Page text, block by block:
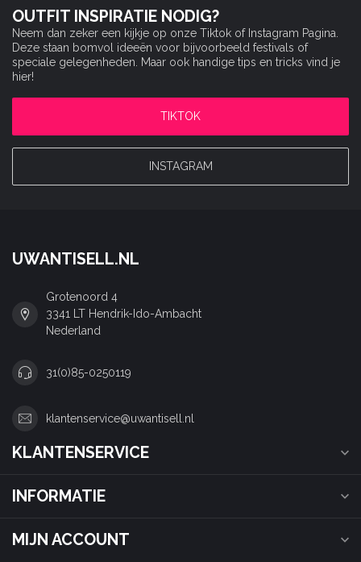
OUTFIT INSPIRATIE NODIG?
Neem dan zeker een kijkje op onze Tiktok of Instagram Pagina.
Deze staan bomvol ideeën voor bijvoorbeeld festivals of
speciale gelegenheden. Maar ook handige tips en tricks vind je
hier!
TIKTOK
INSTAGRAM
UWANTISELL.NL
Grotenoord 4
3341 LT Hendrik-Ido-Ambacht
Nederland
31(0)85-0250119
klantenservice@uwantisell.nl
KLANTENSERVICE
INFORMATIE
MIJN ACCOUNT